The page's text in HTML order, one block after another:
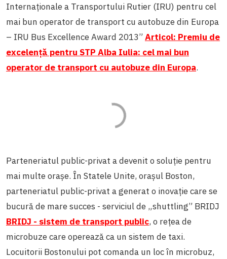
Internaționale a Transportului Rutier (IRU) pentru cel
mai bun operator de transport cu autobuze din Europa
– IRU Bus Excellence Award 2013”Articol: Premiu de
excelenţă pentru STP Alba Iulia: cel mai bun
operator de transport cu autobuze din Europa.
Parteneriatul public-privat a devenit o soluție pentru
mai multe orașe. În Statele Unite, orașul Boston,
parteneriatul public-privat a generat o inovație care se
bucură de mare succes - serviciul de „shuttling” BRIDJ
BRIDJ - sistem de transport public, o rețea de
microbuze care operează ca un sistem de taxi.
Locuitorii Bostonului pot comanda un loc în microbuz,